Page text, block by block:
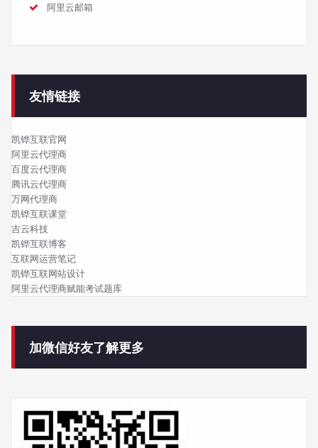
阿里云邮箱
友情链接
凯铧互联官网
阿里云代理商
百度云代理商
腾讯云代理商
万网代理商
凯铧互联课堂
吉云科技
凯铧互联博客
互联网运营笔记
凯铧互联网站设计
阿里云代理商赋能考试题库
加微信好友了解更多